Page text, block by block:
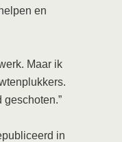
en
Maar ik
in